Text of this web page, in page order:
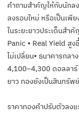
คำถามสำคัญให้กับนักล
ลงรอบใหม่ หรือเป็นเพี
ในระยะยาวประเด็นสำ
Panic • Real Yield สูง
ไม่เปลี่ยน• ธนาคารกล
4,100–4,300 ดอลลาร์
ยาว ทองยังเป็นสินทรัพ
ราคาทองคำปรับตัวลง